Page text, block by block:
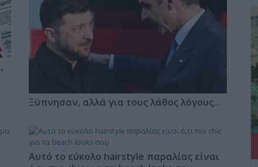
Ξύπνησαν, αλλά για τους λάθος λόγους…
Αυτό το εύκολο hairstyle παραλίας είναι